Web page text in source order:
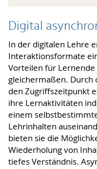
Digital
In der digitalen Lehre
Interaktionsformate
Vorteilen für
gleichermaßen. Durch
den Zugriffszeitpunkt
ihre Lernaktivitäten
einem
Lehrinhalten
bieten sie die
Wiederholung von
tiefes Verständnis.